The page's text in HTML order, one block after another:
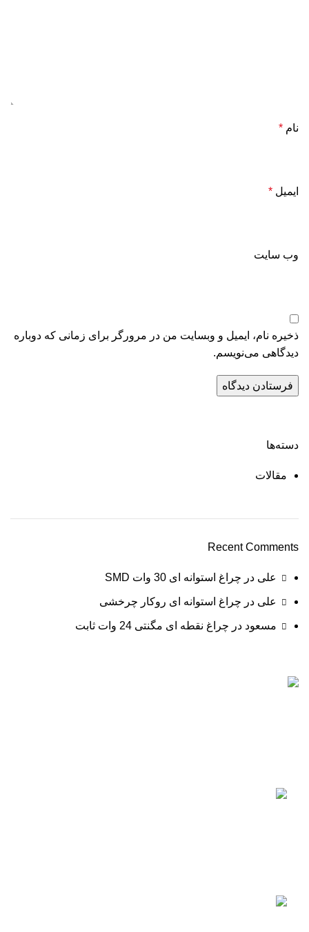
نام *
ایمیل *
وب‌ سایت
ذخیره نام، ایمیل و وبسایت من در مرورگر برای زمانی که دوباره
دیدگاهی می‌نویسم.
دسته‌ها
مقالات
Recent Comments
علی در چراغ استوانه ای 30 وات SMD
علی در چراغ استوانه ای روکار چرخشی
مسعود در چراغ نقطه ای مگنتی 24 وات ثابت